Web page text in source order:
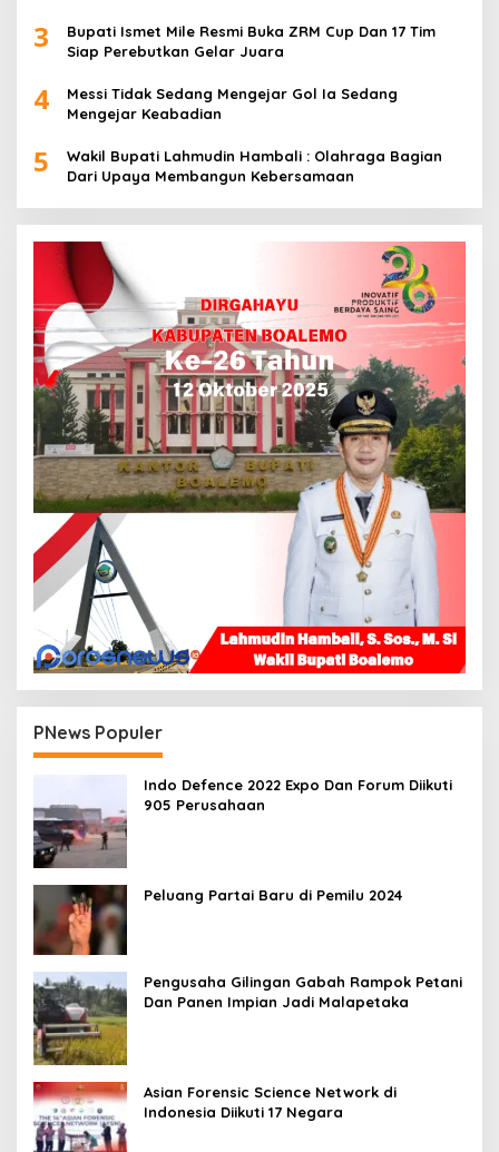
3
Bupati Ismet Mile Resmi Buka ZRM Cup Dan 17 Tim
Siap Perebutkan Gelar Juara
4
Messi Tidak Sedang Mengejar Gol Ia Sedang
Mengejar Keabadian
5
Wakil Bupati Lahmudin Hambali : Olahraga Bagian
Dari Upaya Membangun Kebersamaan
PNews Populer
Indo Defence 2022 Expo Dan Forum Diikuti
905 Perusahaan
Peluang Partai Baru di Pemilu 2024
Pengusaha Gilingan Gabah Rampok Petani
Dan Panen Impian Jadi Malapetaka
Asian Forensic Science Network di
Indonesia Diikuti 17 Negara